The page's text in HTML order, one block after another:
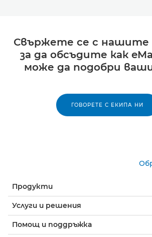
Свържете се с нашите
за да обсъдите как
може да подобри
ГОВОРЕТЕ С ЕКИПА НИ
Продукти
Услуги и решения
Помощ и поддръжка